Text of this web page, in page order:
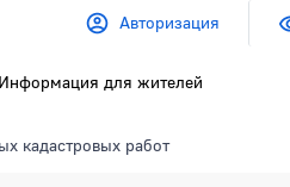
Авторизация
Информация для жителей
кадастровых работ